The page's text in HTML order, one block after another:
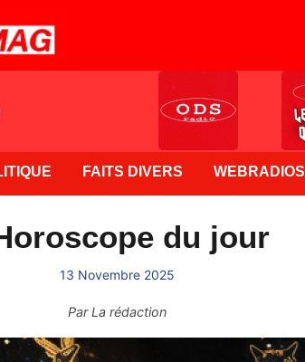
FAITS DIVERS WEBRADIOS
du jour
13 Novembre 2025
ParLa rédaction